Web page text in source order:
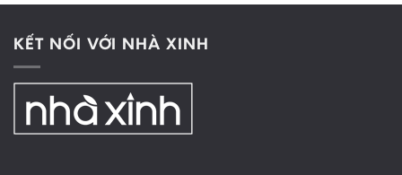
KẾT NỐI VỚI NHÀ XINH